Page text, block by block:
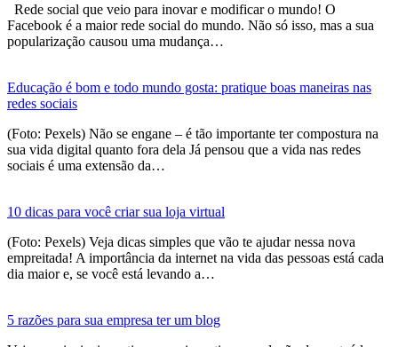
Rede social que veio para inovar e modificar o mundo! O
Facebook é a maior rede social do mundo. Não só isso, mas a sua
popularização causou uma mudança…
Educação é bom e todo mundo gosta: pratique boas maneiras nas
redes sociais
(Foto: Pexels) Não se engane – é tão importante ter compostura na
sua vida digital quanto fora dela Já pensou que a vida nas redes
sociais é uma extensão da…
10 dicas para você criar sua loja virtual
(Foto: Pexels) Veja dicas simples que vão te ajudar nessa nova
empreitada! A importância da internet na vida das pessoas está cada
dia maior e, se você está levando a…
5 razões para sua empresa ter um blog